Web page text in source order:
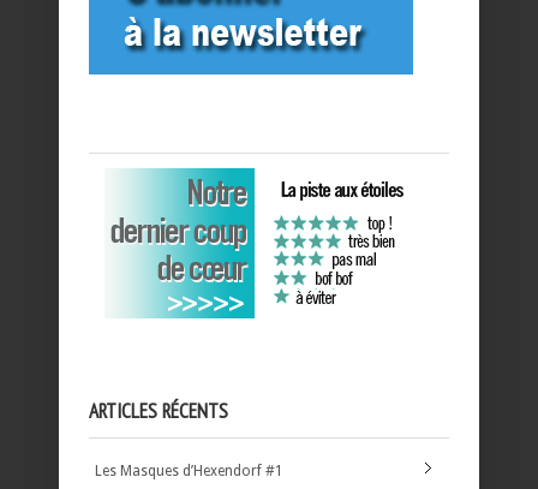
ARTICLES RÉCENTS
Les Masques d’Hexendorf #1